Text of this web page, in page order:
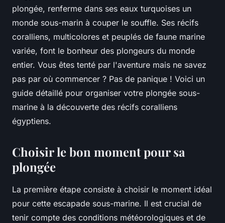
plongée, renferme dans ses eaux turquoises un
monde sous-marin à couper le souffle. Ses récifs
coralliens, multicolores et peuplés de faune marine
variée, font le bonheur des plongeurs du monde
entier. Vous êtes tenté par l'aventure mais ne savez
pas par où commencer ? Pas de panique ! Voici un
guide détaillé pour organiser votre plongée sous-
marine à la découverte des récifs coralliens
égyptiens.
Choisir le bon moment pour sa
plongée
La première étape consiste à choisir le moment idéal
pour cette escapade sous-marine. Il est crucial de
tenir compte des conditions météorologiques et de